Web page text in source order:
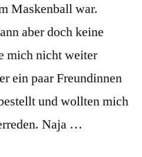
Maskenball war.
aber doch keine
mich nicht weiter
ein paar Freundinnen
und wollten mich
Naja …